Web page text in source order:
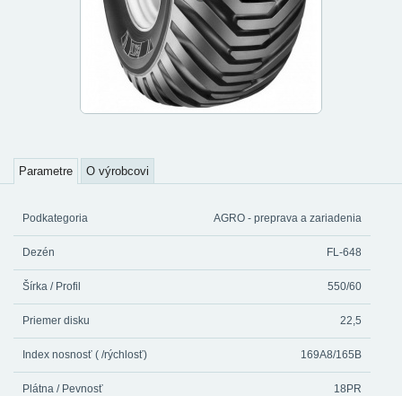
Parametre O výrobcovi
Podkategoria AGRO - preprava a zariadenia
Dezén FL-648
Šírka / Profil 550/60
Priemer disku 22,5
Index nosnosť ( /rýchlosť) 169A8/165B
Plátna / Pevnosť 18PR